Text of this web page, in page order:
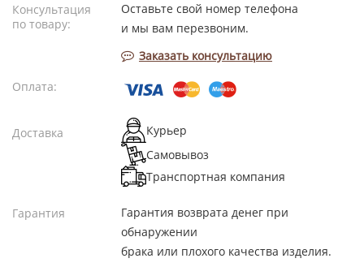
Консультация
по товару:
Оставьте свой номер телефона
и мы вам перезвоним.
Заказать консультацию
Оплата:
Доставка
Курьер
Самовывоз
Транспортная компания
Гарантия
Гарантия возврата денег при
обнаружении
брака или плохого качества изделия.